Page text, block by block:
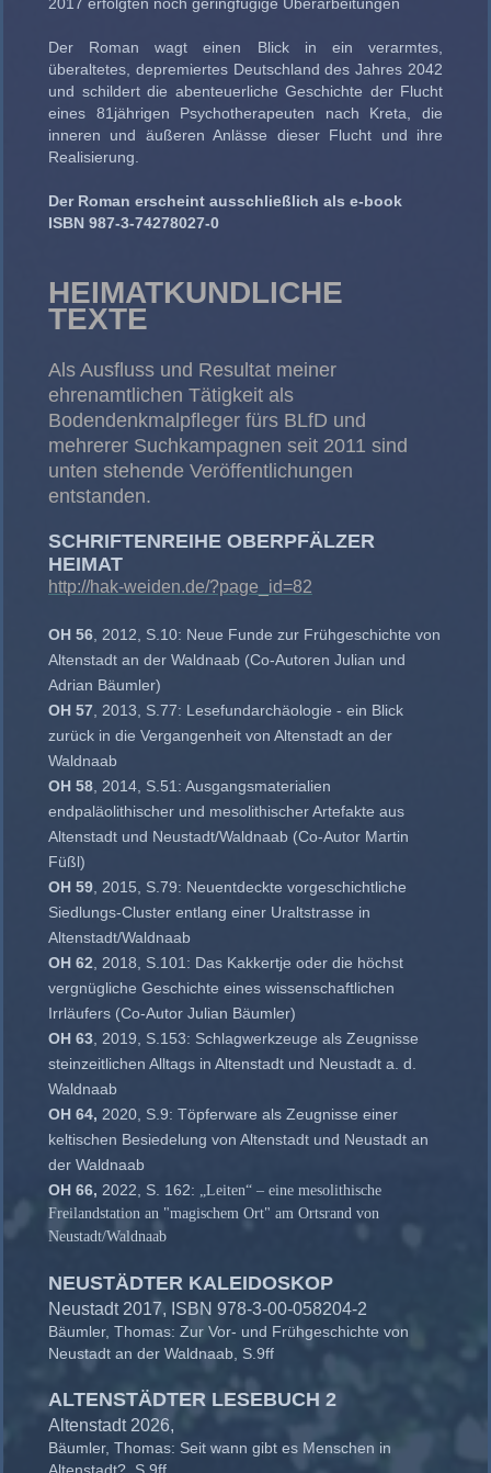
2017 erfolgten noch geringfügige Überarbeitungen
Der Roman wagt einen Blick in ein verarmtes,
überaltetes, depremiertes Deutschland des Jahres 2042
und schildert die abenteuerliche Geschichte der Flucht
eines 81jährigen Psychotherapeuten nach Kreta, die
inneren und äußeren Anlässe dieser Flucht und ihre
Realisierung.
Der Roman erscheint ausschließlich als e-book
ISBN 987-3-74278027-0
HEIMATKUNDLICHE
TEXTE
Als Ausfluss und Resultat meiner
ehrenamtlichen Tätigkeit als
Bodendenkmalpfleger fürs BLfD und
mehrerer Suchkampagnen seit 2011 sind
unten stehende Veröffentlichungen
entstanden.
SCHRIFTENREIHE OBERPFÄLZER
HEIMAT
http://hak-weiden.de/?page_id=82
OH 56, 2012, S.10: Neue Funde zur Frühgeschichte von
Altenstadt an der Waldnaab (Co-Autoren Julian und
Adrian Bäumler)
OH 57, 2013, S.77: Lesefundarchäologie - ein Blick
zurück in die Vergangenheit von Altenstadt an der
Waldnaab
OH 58, 2014, S.51: Ausgangsmaterialien
endpaläolithischer und mesolithischer Artefakte aus
Altenstadt und Neustadt/Waldnaab (Co-Autor Martin
Füßl)
OH 59, 2015, S.79: Neuentdeckte vorgeschichtliche
Siedlungs-Cluster entlang einer Uraltstrasse in
Altenstadt/Waldnaab
OH 62, 2018, S.101: Das Kakkertje oder die höchst
vergnügliche Geschichte eines wissenschaftlichen
Irrläufers (Co-Autor Julian Bäumler)
OH 63, 2019, S.153: Schlagwerkzeuge als Zeugnisse
steinzeitlichen Alltags in Altenstadt und Neustadt a. d.
Waldnaab
OH 64, 2020, S.9: Töpferware als Zeugnisse einer
keltischen Besiedelung von Altenstadt und Neustadt an
der Waldnaab
OH 66, 2022, S. 162: „Leiten“ – eine mesolithische
Freilandstation an "magischem Ort" am Ortsrand von
Neustadt/Waldnaab
NEUSTÄDTER KALEIDOSKOP
Neustadt 2017, ISBN 978-3-00-058204-2
Bäumler, Thomas: Zur Vor- und Frühgeschichte von
Neustadt an der Waldnaab, S.9ff
ALTENSTÄDTER LESEBUCH 2
Altenstadt 2026,
Bäumler, Thomas: Seit wann gibt es Menschen in